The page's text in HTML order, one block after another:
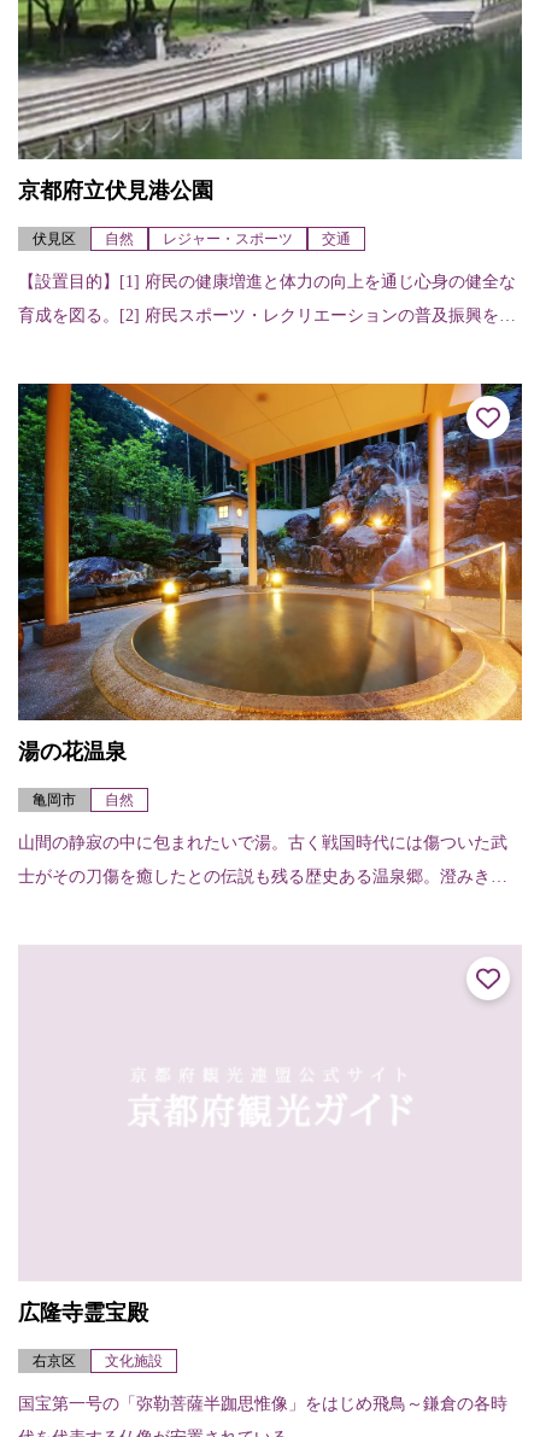
京都府立伏見港公園
伏見区 自然 レジャー・スポーツ 交通
【設置目的】[1] 府民の健康増進と体力の向上を通じ心身の健全な
育成を図る。[2] 府民スポーツ・レクリエーションの普及振興を図
などが...
湯の花温泉
亀岡市 自然
山間の静寂の中に包まれたいで湯。古く戦国時代には傷ついた武
士がその刀傷を癒したとの伝説も残る歴史ある温泉郷。澄みきっ
菴（TEL.077...
広隆寺霊宝殿
右京区 文化施設
国宝第一号の「弥勒菩薩半跏思惟像」をはじめ飛鳥～鎌倉の各時